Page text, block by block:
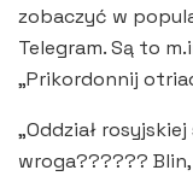
zobaczyć w
Telegram. Są to
„Prikordonnij
„Oddział
wroga??????